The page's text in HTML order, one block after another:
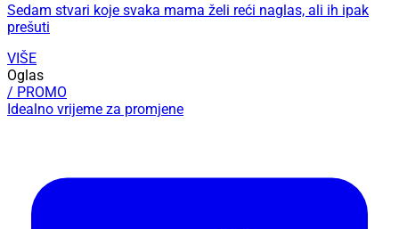
Sedam stvari koje svaka mama želi reći naglas, ali ih ipak
prešuti
VIŠE
Oglas
/ PROMO
Idealno vrijeme za promjene